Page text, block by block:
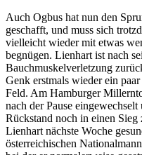
Auch Ogbus hat nun den
geschafft, und muss sich
vielleicht wieder mit etwas
begnügen. Lienhart ist nach
Bauchmuskelverletzung
Genk erstmals wieder ein
Feld. Am Hamburger
nach der Pause
Rückstand noch in einen Sieg
Lienhart nächste Woche
österreichischen